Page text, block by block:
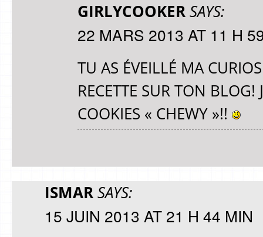
GIRLYCOOKERSAYS:
22 MARS 2013 AT 11 H
TU AS ÉVEILLÉ MA
RECETTE SUR TON BLOG!
COOKIES « CHEWY »!!
ISMARSAYS:
15 JUIN 2013 AT 21 H 44 MIN